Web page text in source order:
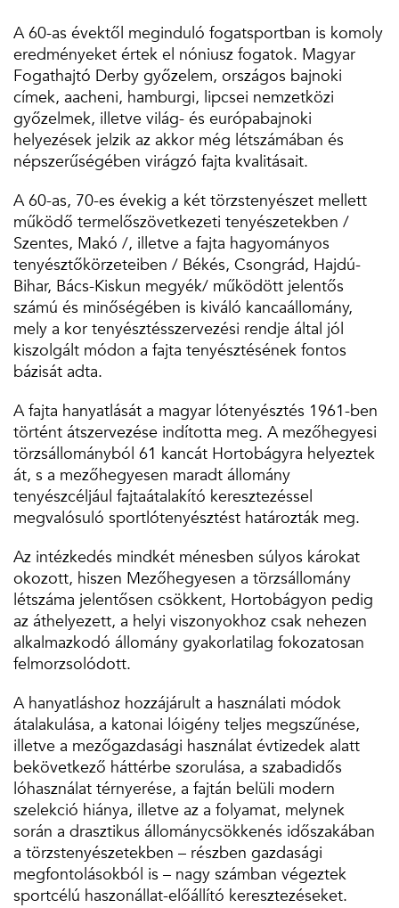
A 60-as évektől meginduló fogatsportban is komoly
eredményeket értek el nóniusz fogatok. Magyar
Fogathajtó Derby győzelem, országos bajnoki
címek, aacheni, hamburgi, lipcsei nemzetközi
győzelmek, illetve világ- és európabajnoki
helyezések jelzik az akkor még létszámában és
népszerűségében virágzó fajta kvalitásait.
A 60-as, 70-es évekig a két törzstenyészet mellett
működő termelőszövetkezeti tenyészetekben /
Szentes, Makó /, illetve a fajta hagyományos
tenyésztőkörzeteiben / Békés, Csongrád, Hajdú-
Bihar, Bács-Kiskun megyék/ működött jelentős
számú és minőségében is kiváló kancaállomány,
mely a kor tenyésztésszervezési rendje által jól
kiszolgált módon a fajta tenyésztésének fontos
bázisát adta.
A fajta hanyatlását a magyar lótenyésztés 1961-ben
történt átszervezése indította meg. A mezőhegyesi
törzsállományból 61 kancát Hortobágyra helyeztek
át, s a mezőhegyesen maradt állomány
tenyészcéljául fajtaátalakító keresztezéssel
megvalósuló sportlótenyésztést határozták meg.
Az intézkedés mindkét ménesben súlyos károkat
okozott, hiszen Mezőhegyesen a törzsállomány
létszáma jelentősen csökkent, Hortobágyon pedig
az áthelyezett, a helyi viszonyokhoz csak nehezen
alkalmazkodó állomány gyakorlatilag fokozatosan
felmorzsolódott.
A hanyatláshoz hozzájárult a használati módok
átalakulása, a katonai lóigény teljes megszűnése,
illetve a mezőgazdasági használat évtizedek alatt
bekövetkező háttérbe szorulása, a szabadidős
lóhasználat térnyerése, a fajtán belüli modern
szelekció hiánya, illetve az a folyamat, melynek
során a drasztikus állománycsökkenés időszakában
a törzstenyészetekben – részben gazdasági
megfontolásokból is – nagy számban végeztek
sportcélú haszonállat-előállító keresztezéseket.